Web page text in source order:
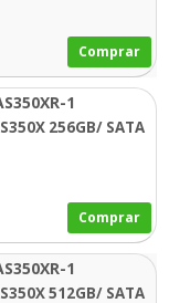
Comprar
1
256GB/ SATA
Comprar
1
512GB/ SATA